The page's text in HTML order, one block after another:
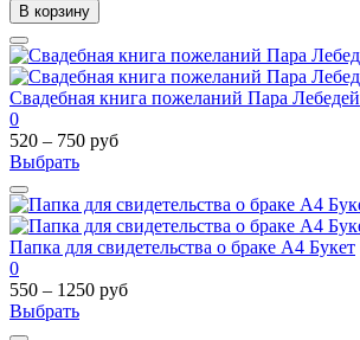
В корзину
Свадебная книга пожеланий Пара Лебедей
0
520 – 750 руб
Выбрать
Папка для свидетельства о браке А4 Букет
0
550 – 1250 руб
Выбрать